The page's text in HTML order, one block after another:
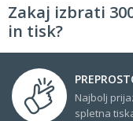
Zakaj izbrati
in tisk?
Najbolj
spletna